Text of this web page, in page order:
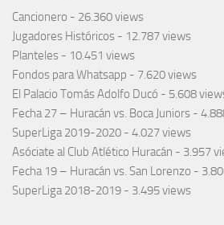
Cancionero - 26.360 views
Jugadores Históricos - 12.787 views
Planteles - 10.451 views
Fondos para Whatsapp - 7.620 views
El Palacio Tomás Adolfo Ducó - 5.608
Fecha 27 – Huracán vs. Boca Juniors -
SuperLiga 2019-2020 - 4.027 views
Asóciate al Club Atlético Huracán - 3.957
Fecha 19 – Huracán vs. San Lorenzo -
SuperLiga 2018-2019 - 3.495 views